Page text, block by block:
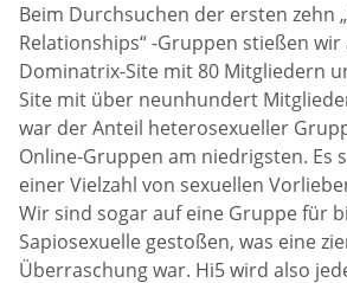
Beim Durchsuchen der ersten zehn
Relationships“ -Gruppen stießen wir
Dominatrix-Site mit 80 Mitgliedern
Site mit über neunhundert
war der Anteil heterosexueller
Online-Gruppen am niedrigsten. Es
einer Vielzahl von sexuellen
Wir sind sogar auf eine Gruppe für
Sapiosexuelle gestoßen, was eine
Überraschung war. Hi5 wird also